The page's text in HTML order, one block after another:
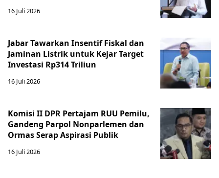
16 Juli 2026
Jabar Tawarkan Insentif Fiskal dan
Jaminan Listrik untuk Kejar Target
Investasi Rp314 Triliun
16 Juli 2026
Komisi II DPR Pertajam RUU Pemilu,
Gandeng Parpol Nonparlemen dan
Ormas Serap Aspirasi Publik
16 Juli 2026